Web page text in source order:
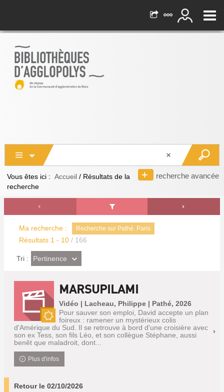
recherche avancée
Vous êtes ici : Accueil / Résultats de la
recherche
Ma recherche : Recherche sur Pathé. Paris
Résultats 1 - 10 / 166
Tri : (Effet
imédiat)
Pertinence
Nouveauté
MARSUPILAMI
Vidéo | Lacheau, Philippe | Pathé, 2026
Pour sauver son emploi, David accepte un plan
foireux : ramener un mystérieux colis
d'Amérique du Sud. Il se retrouve à bord d'une croisière avec
son ex Tess, son fils Léo, et son collègue Stéphane, aussi
benêt que maladroit, dont...
Plus d'infos
Retour le 02/10/2026